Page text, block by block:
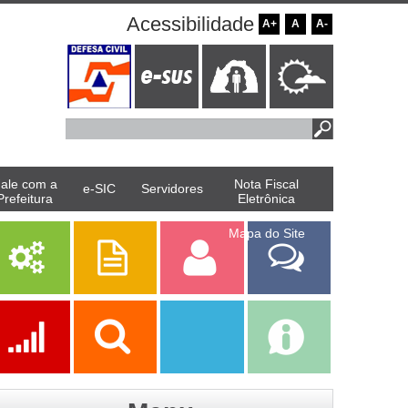
Acessibilidade A+ A A-
com a
e-SIC Servidores
Nota Fiscal
Eletrônica
Mapa do Site
Serviços Publicações Servidor
Fale Com a
Prefeitura